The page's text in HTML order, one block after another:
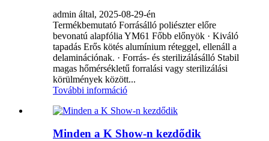
admin által, 2025-08-29-én
Termékbemutató Forrásálló poliészter előre
bevonatú alapfólia YM61 Főbb előnyök · Kiváló
tapadás Erős kötés alumínium réteggel, ellenáll a
delaminációnak. · Forrás- és sterilizálásálló Stabil
magas hőmérsékletű forralási vagy sterilizálási
körülmények között...
További információ
Minden a K Show-n kezdődik